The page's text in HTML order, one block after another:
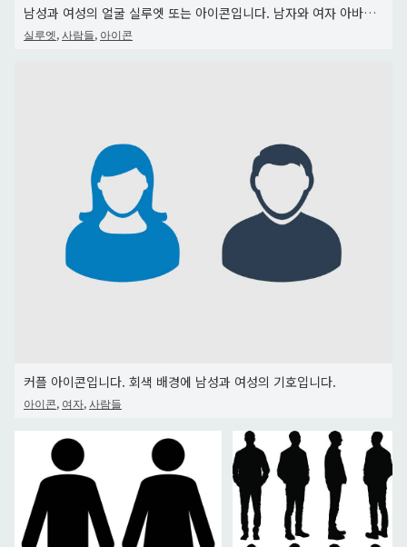
남성과 여성의 얼굴 실루엣 또는 아이콘입니다. 남자와 여자 아바타 프로필입니다. 알 수 없는 또는 익명 사람. 벡터 일
실루엣, 사람들, 아이콘
커플 아이콘입니다. 회색 배경에 남성과 여성의 기호입니다.
아이콘, 여자, 사람들